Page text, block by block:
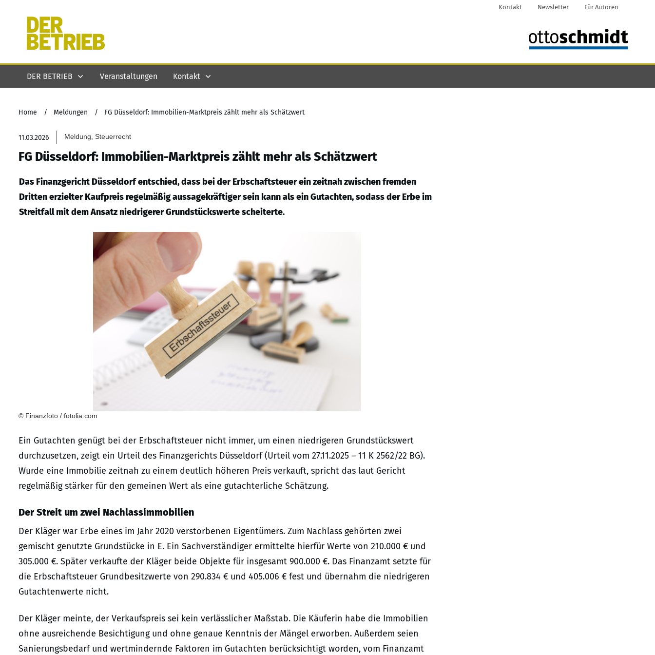
Kontakt Newsletter Für Autoren
DER BETRIEB Veranstaltungen Kontakt
Home / Meldungen / FG Düsseldorf: Immobilien-Marktpreis zählt mehr als Schätzwert
11.03.2026 Meldung, Steuerrecht
FG Düsseldorf: Immobilien-Marktpreis zählt mehr als Schätzwert
Das Finanzgericht Düsseldorf entschied, dass bei der Erbschaftsteuer ein zeitnah zwischen fremden
Dritten erzielter Kaufpreis regelmäßig aussagekräftiger sein kann als ein Gutachten, sodass der Erbe im
Streitfall mit dem Ansatz niedrigerer Grundstückswerte scheiterte.
© Finanzfoto / fotolia.com
Ein Gutachten genügt bei der Erbschaftsteuer nicht immer, um einen niedrigeren Grundstückswert
durchzusetzen, zeigt ein Urteil des Finanzgerichts Düsseldorf (Urteil vom 27.11.2025 – 11 K 2562/22 BG).
Wurde eine Immobilie zeitnah zu einem deutlich höheren Preis verkauft, spricht das laut Gericht
regelmäßig stärker für den gemeinen Wert als eine gutachterliche Schätzung.
Der Streit um zwei Nachlassimmobilien
Der Kläger war Erbe eines im Jahr 2020 verstorbenen Eigentümers. Zum Nachlass gehörten zwei
gemischt genutzte Grundstücke in E. Ein Sachverständiger ermittelte hierfür Werte von 210.000 € und
305.000 €. Später verkaufte der Kläger beide Objekte für insgesamt 900.000 €. Das Finanzamt setzte für
die Erbschaftsteuer Grundbesitzwerte von 290.834 € und 405.006 € fest und übernahm die niedrigeren
Gutachtenwerte nicht.
Der Kläger meinte, der Verkaufspreis sei kein verlässlicher Maßstab. Die Käuferin habe die Immobilien
ohne ausreichende Besichtigung und ohne genaue Kenntnis der Mängel erworben. Außerdem seien
Sanierungsbedarf und wertmindernde Faktoren im Gutachten berücksichtigt worden, vom Finanzamt